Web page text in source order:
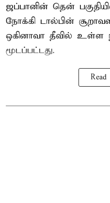
ஜப்பானின் தென்
நோக்கி டால்பின்
ஒகினாவா தீவில் உள்ள
மூடப்பட்டது.
Read